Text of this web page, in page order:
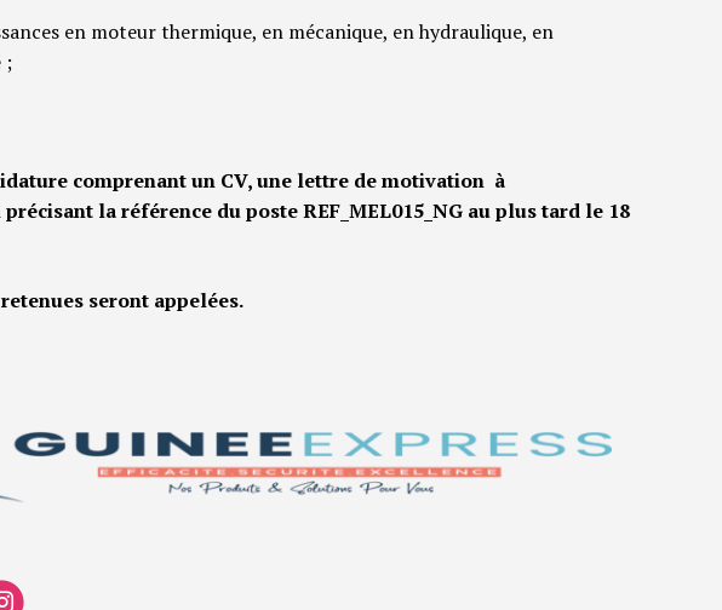
en moteur thermique, en mécanique, en hydraulique, en
;
comprenant un CV, une lettre de motivation à
précisant la référence du poste REF_MEL015_NG au plus tard le 18
seront appelées.